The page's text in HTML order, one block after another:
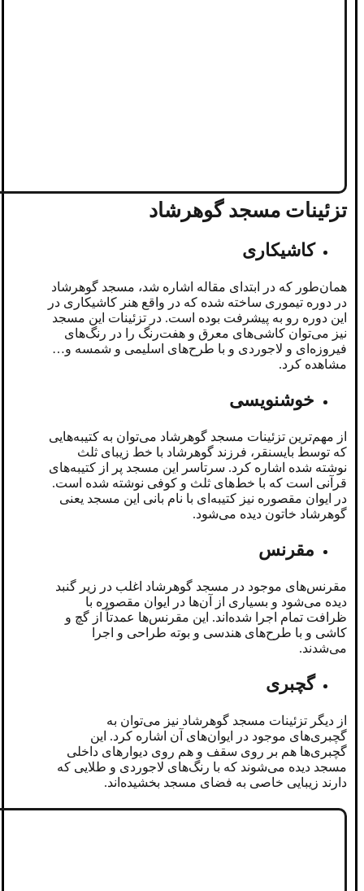
تزئینات مسجد گوهرشاد
کاشیکاری
همان‌طور که در ابتدای مقاله اشاره شد، مسجد گوهرشاد
در دوره تیموری ساخته شده که در واقع هنر کاشیکاری در
این دوره رو به پیشرفت بوده است. در تزئینات این مسجد
نیز می‌توان کاشی‌های معرق و هفت‌رنگ را در رنگ‌های
فیروزه‌ای و لاجوردی و با طرح‌های اسلیمی و شمسه و…
مشاهده کرد.
خوشنویسی
از مهم‌ترین تزئینات مسجد گوهرشاد می‌توان به کتیبه‌هایی
که توسط بایسنقر، فرزند گوهرشاد با خط زیبای ثلث
نوشته شده اشاره کرد. سرتاسر این مسجد پر از کتیبه‌های
قرآنی است که با خط‌های ثلث و کوفی نوشته شده است.
در ایوان مقصوره نیز کتیبه‌ای با نام بانی این مسجد یعنی
گوهرشاد خاتون دیده می‌شود.
مقرنس
مقرنس‌های موجود در مسجد گوهرشاد اغلب در زیر گنبد
دیده می‌شود و بسیاری از آن‌ها در ایوان مقصوره با
ظرافت تمام اجرا شده‌اند. این مقرنس‌ها عمدتاً از گچ و
کاشی و با طرح‌های هندسی و بوته طراحی و اجرا
می‌شدند.
گچبری
از دیگر تزئینات مسجد گوهرشاد نیز می‌توان به
گچبری‌های موجود در ایوان‌های آن اشاره کرد. این
گچبری‌ها هم بر روی سقف و هم روی دیوارهای داخلی
مسجد دیده می‌شوند که با رنگ‌های لاجوردی و طلایی که
دارند زیبایی خاصی به فضای مسجد بخشیده‌اند.